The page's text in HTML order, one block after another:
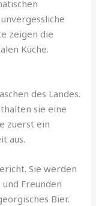
zeigen die
Küche.
des Landes.
sie eine
zuerst ein
aus.
Sie werden
Freunden
Bier.